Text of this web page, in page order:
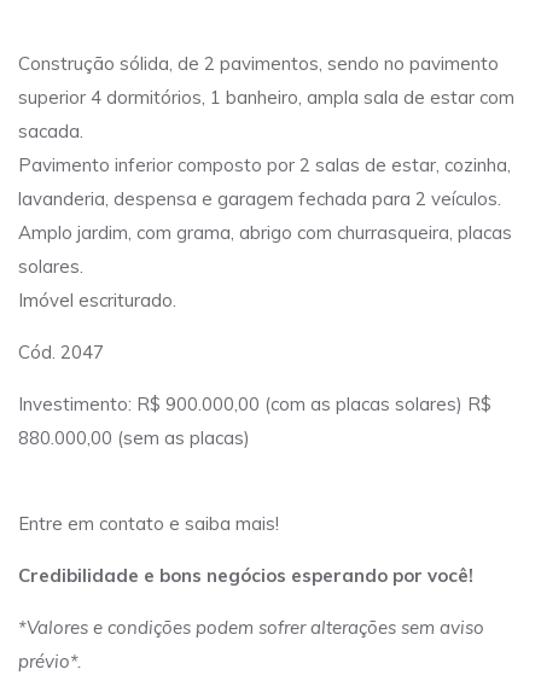
Construção sólida, de 2 pavimentos, sendo no pavimento
superior 4 dormitórios, 1 banheiro, ampla sala de estar com
sacada.
Pavimento inferior composto por 2 salas de estar, cozinha,
lavanderia, despensa e garagem fechada para 2 veículos.
Amplo jardim, com grama, abrigo com churrasqueira, placas
solares.
Imóvel escriturado.
Cód. 2047
Investimento: R$ 900.000,00 (com as placas solares) R$
880.000,00 (sem as placas)
Entre em contato e saiba mais!
Credibilidade e bons negócios esperando por você!
*Valores e condições podem sofrer alterações sem aviso
prévio*.